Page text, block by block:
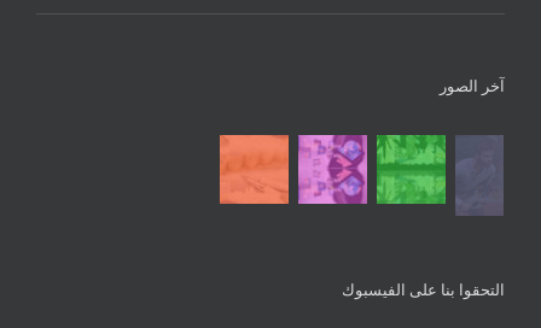
آخر الصور
التحقوا بنا على الفيسبوك